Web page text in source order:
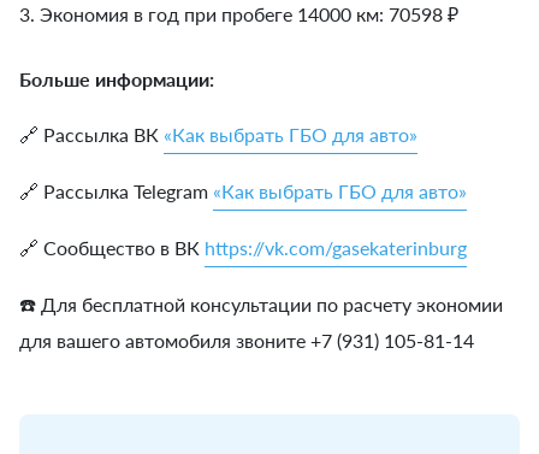
3. Экономия в год при пробеге 14000 км: 70598 ₽
Больше информации:
🔗 Рассылка ВК «Как выбрать ГБО для авто»
🔗 Рассылка Telegram «Как выбрать ГБО для авто»
🔗 Сообщество в ВК https://vk.com/gasekaterinburg
☎️ Для бесплатной консультации по расчету экономии
для вашего автомобиля звоните +7 (931) 105-81-14